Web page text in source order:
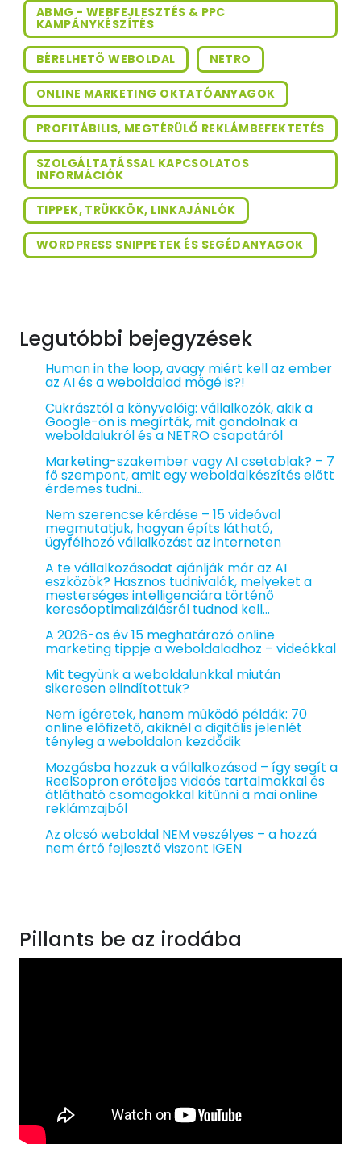
ABMG - WEBFEJLESZTÉS & PPC
KAMPÁNYKÉSZÍTÉS
BÉRELHETŐ WEBOLDAL NETRO
ONLINE MARKETING OKTATÓANYAGOK
PROFITÁBILIS, MEGTÉRÜLŐ REKLÁMBEFEKTETÉS
SZOLGÁLTATÁSSAL KAPCSOLATOS
INFORMÁCIÓK
TIPPEK, TRÜKKÖK, LINKAJÁNLÓK
WORDPRESS SNIPPETEK ÉS SEGÉDANYAGOK
Legutóbbi bejegyzések
Human in the loop, avagy miért kell az ember
az AI és a weboldalad mögé is?!
Cukrásztól a könyvelőig: vállalkozók, akik a
Google-ön is megírták, mit gondolnak a
weboldalukról és a NETRO csapatáról
Marketing-szakember vagy AI csetablak? – 7
fő szempont, amit egy weboldalkészítés előtt
érdemes tudni…
Nem szerencse kérdése – 15 videóval
megmutatjuk, hogyan építs látható,
ügyfélhozó vállalkozást az interneten
A te vállalkozásodat ajánlják már az AI
eszközök? Hasznos tudnivalók, melyeket a
mesterséges intelligenciára történő
keresőoptimalizálásról tudnod kell…
A 2026-os év 15 meghatározó online
marketing tippje a weboldaladhoz – videókkal
Mit tegyünk a weboldalunkkal miután
sikeresen elindítottuk?
Nem ígéretek, hanem működő példák: 70
online előfizető, akiknél a digitális jelenlét
tényleg a weboldalon kezdődik
Mozgásba hozzuk a vállalkozásod – így segít a
ReelSopron erőteljes videós tartalmakkal és
átlátható csomagokkal kitűnni a mai online
reklámzajból
Az olcsó weboldal NEM veszélyes – a hozzá
nem értő fejlesztő viszont IGEN
Pillants be az irodába